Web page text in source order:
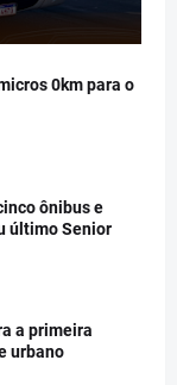
0km para o
ônibus e
último Senior
a primeira
urbano